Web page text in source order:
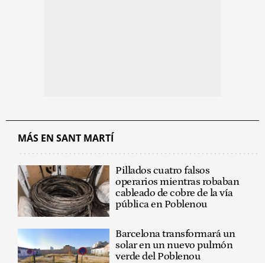
MÁS EN SANT MARTÍ
Pillados cuatro falsos
operarios mientras robaban
cableado de cobre de la vía
pública en Poblenou
Barcelona transformará un
solar en un nuevo pulmón
verde del Poblenou